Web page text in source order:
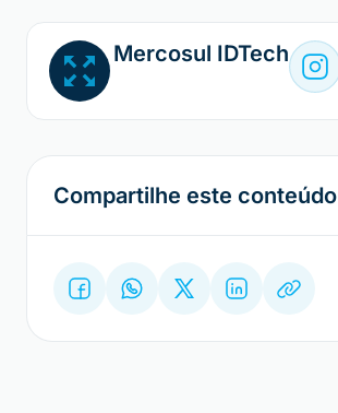
Mercosul IDTech
Compartilhe este conteúdo